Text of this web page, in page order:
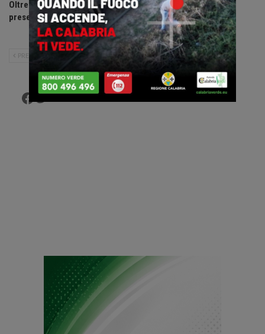
Oltre la soglia: Cantine Zito
presenta la nuova linea di vini.
Mariaelena Senese
confermata segretaria
generale Uil Calabria.
PRECEDENTE SUCCESSIVO
Facebook
Twitter